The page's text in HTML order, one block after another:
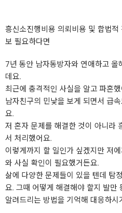
흥신소진행비용 의뢰비용 및 합법
보 필요하다면
7년 동안 남자동방자와 연애하고
데요.
최근에 충격적인 사실을 알고 파혼
남자친구의 민낯을 보게 되면서 급
요.
저 혼자 문제를 해결한 것이 아니라
서 처리했어요.
이렇게까지 할 일인가 싶겠지만 저
와 사실 확인이 필요했거든요.
삶에 다양한 문제들이 있을 텐데 탐
요. 그때 어떻게 해결해야 할지 발만
알려드리는 방법을 기억해 대응하시